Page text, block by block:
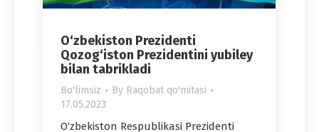
O‘zbekiston Prezidenti
Qozog‘iston Prezidentini yubiley
bilan tabrikladi
Bo'limsiz By Raqobat qo'mitasi
17.05.2023
O‘zbekiston Respublikasi Prezidenti